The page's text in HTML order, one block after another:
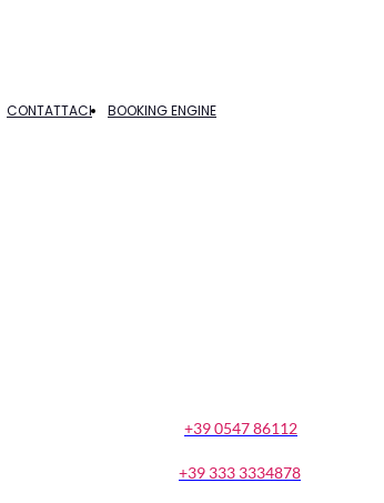
+39 0547 86112
CONTATTACI BOOKING ENGINE
+39 333 3334878